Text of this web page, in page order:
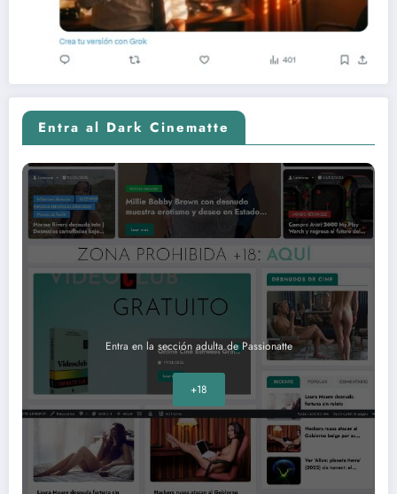
Entra al Dark Cinematte
Entra en la sección adulta de Passionatte
+18